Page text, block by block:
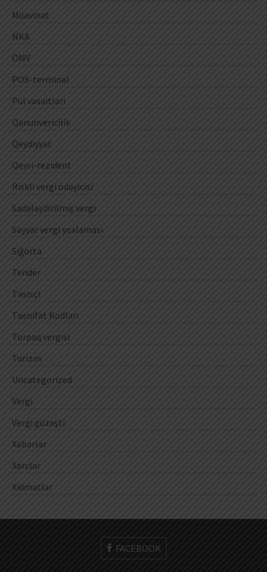
Müavinət
NKA
ÖMV
POS-terminal
Pul vəsaitləri
Qanunvericilik
Qeydiyyat
Qeyri-rezident
Riskli vergi ödəyicisi
Sadələşdirilmiş vergi
Səyyar vergi yoxlaması
Sığorta
Tender
Təsisçi
Təsnifat Kodları
Torpaq vergisi
Turizm
Uncategorized
Vergi
Vergi güzəşti
Xəbərlər
Xərclər
Xidmətlər
FACEBOOK